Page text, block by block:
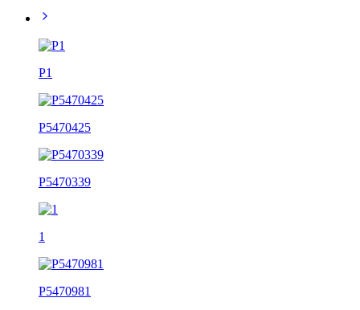
P1
P5470425
P5470339
1
P5470981